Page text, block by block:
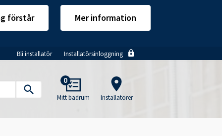
förstår Mer information
Bli installatör Installatörsinloggning
0
Mitt badrum
navigation
Installatörer